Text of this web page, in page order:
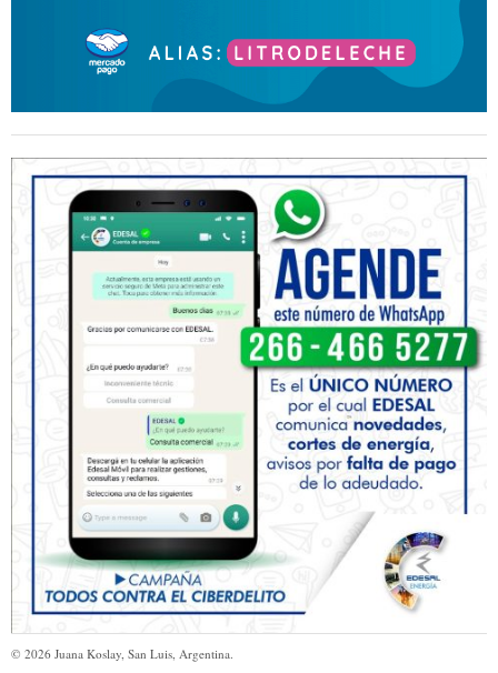
© 2026 Juana Koslay, San Luis, Argentina.